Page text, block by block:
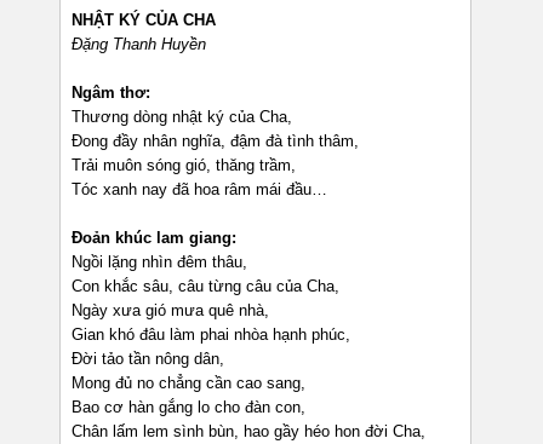
NHẬT KÝ CỦA CHA
Đặng Thanh Huyền
Ngâm thơ:
Thương dòng nhật ký của Cha,
Đong đầy nhân nghĩa, đậm đà tình thâm,
Trải muôn sóng gió, thăng trầm,
Tóc xanh nay đã hoa râm mái đầu…
Đoản khúc lam giang:
Ngồi lặng nhìn đêm thâu,
Con khắc sâu, câu từng câu của Cha,
Ngày xưa gió mưa quê nhà,
Gian khó đâu làm phai nhòa hạnh phúc,
Đời tảo tần nông dân,
Mong đủ no chẳng cần cao sang,
Bao cơ hàn gắng lo cho đàn con,
Chân lấm lem sình bùn, hao gầy héo hon đời Cha,